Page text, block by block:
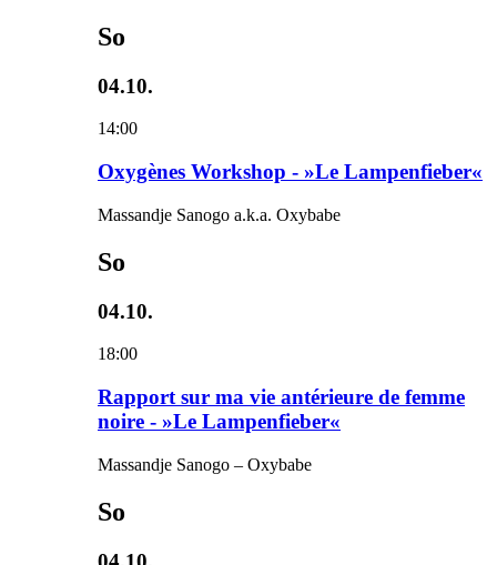
So
04.10.
14:00
Oxygènes Workshop - »Le Lampenfieber«
Massandje Sanogo a.k.a. Oxybabe
So
04.10.
18:00
Rapport sur ma vie antérieure de femme
noire - »Le Lampenfieber«
Massandje Sanogo – Oxybabe
So